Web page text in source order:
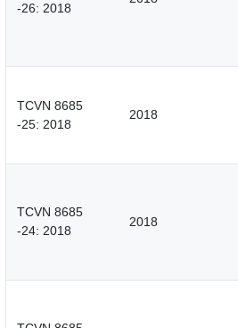
-26: 2018
TCVN 8685
-25: 2018
2018
TCVN 8685
-24: 2018
2018